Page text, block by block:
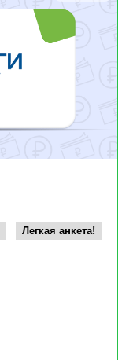
Легкая анкета!